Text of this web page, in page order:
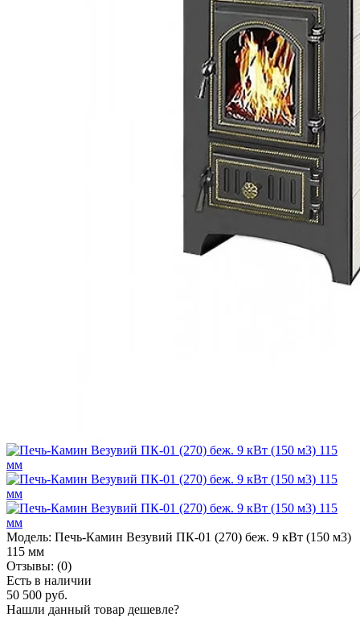
Модель: Печь-Камин Везувий ПК-01 (270) беж. 9 кВт (150 м3)
115 мм
Отзывы: (0)
Есть в наличии
50 500 руб.
Нашли данный товар дешевле?